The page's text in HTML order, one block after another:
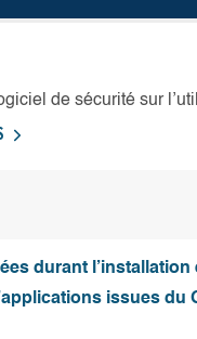
de sécurité sur
durant l’installation
issues du